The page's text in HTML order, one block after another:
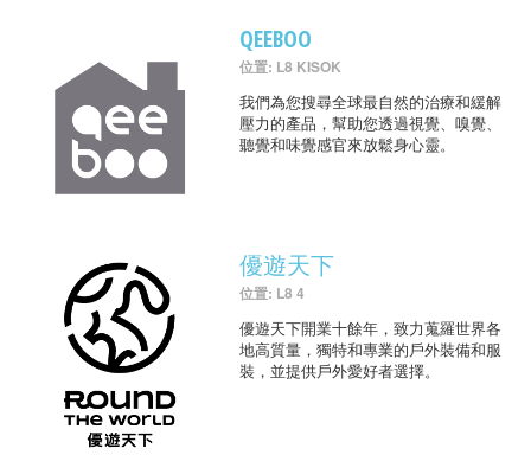
QEEBOO
位置: L8 KISOK
我們為您搜尋全球最自然的治療和緩解
壓力的產品，幫助您透過視覺、嗅覺、
聽覺和味覺感官來放鬆身心靈。
優遊天下
位置: L8 4
優遊天下開業十餘年，致力蒐羅世界各
地高質量，獨特和專業的戶外裝備和服
裝，並提供戶外愛好者選擇。